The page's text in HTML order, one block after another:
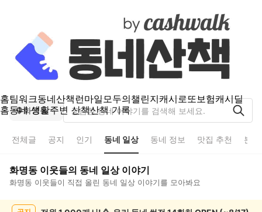
홈팀워크동네산책런마일모두의챌린지캐시로또보험캐시딜
홈동네 생활주변 산책산책 기록
화명동
전체글 공지 인기 동네 일상 동네 정보 맛집 추천 분
화명동 이웃들의 동네 일상이야기
화명동 이웃들이 직접 올린 동네 일상 이야기를 모아봐요